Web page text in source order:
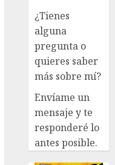
¿Tienes
alguna
pregunta o
quieres saber
más sobre mí?
Envíame un
mensaje y te
responderé lo
antes posible.